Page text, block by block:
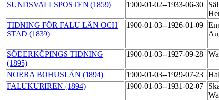
SUNDSVALLSPOSTEN (1859)
1900-01-02--1933-06-30
TIDNING FÖR FALU LÄN OCH
STAD (1839)
1900-01-03--1926-01-09
SÖDERKÖPINGS TIDNING
(1895)
1900-01-03--1927-09-28
NORRA BOHUSLÄN (1894) 1900-01-03--1929-07-23
FALUKURIREN (1894)
1900-01-03--1931-02-07